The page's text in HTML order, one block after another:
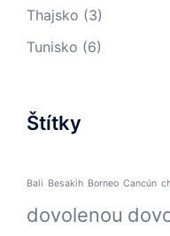
Thajsko (3)
Tunisko (6)
Štítky
Bali Besakih Borneo Cancún
dovolenou